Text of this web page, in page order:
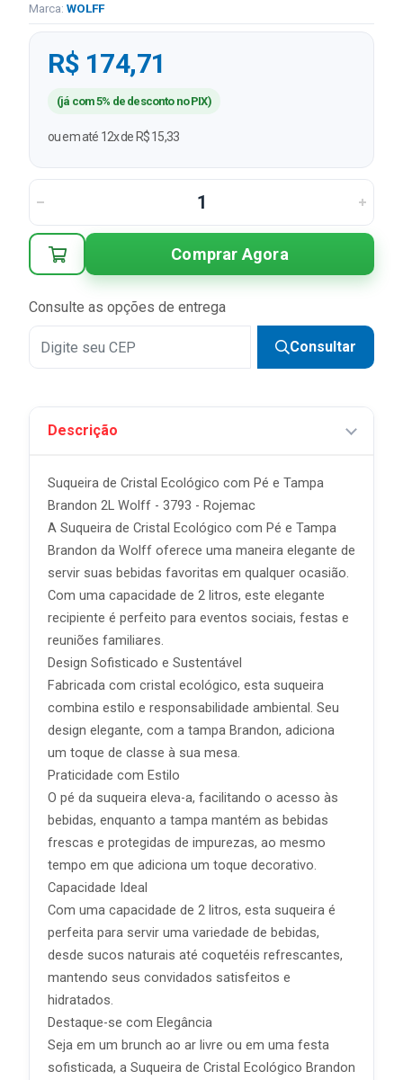
Marca: WOLFF
R$ 174,71
(já com 5% de desconto no PIX)
ou em até 12x de R$ 15,33
Comprar Agora
Consulte as opções de entrega
Consultar
Descrição
Suqueira de Cristal Ecológico com Pé e Tampa
Brandon 2L Wolff - 3793 - Rojemac
A Suqueira de Cristal Ecológico com Pé e Tampa
Brandon da Wolff oferece uma maneira elegante de
servir suas bebidas favoritas em qualquer ocasião.
Com uma capacidade de 2 litros, este elegante
recipiente é perfeito para eventos sociais, festas e
reuniões familiares.
Design Sofisticado e Sustentável
Fabricada com cristal ecológico, esta suqueira
combina estilo e responsabilidade ambiental. Seu
design elegante, com a tampa Brandon, adiciona
um toque de classe à sua mesa.
Praticidade com Estilo
O pé da suqueira eleva-a, facilitando o acesso às
bebidas, enquanto a tampa mantém as bebidas
frescas e protegidas de impurezas, ao mesmo
tempo em que adiciona um toque decorativo.
Capacidade Ideal
Com uma capacidade de 2 litros, esta suqueira é
perfeita para servir uma variedade de bebidas,
desde sucos naturais até coquetéis refrescantes,
mantendo seus convidados satisfeitos e
hidratados.
Destaque-se com Elegância
Seja em um brunch ao ar livre ou em uma festa
sofisticada, a Suqueira de Cristal Ecológico Brandon